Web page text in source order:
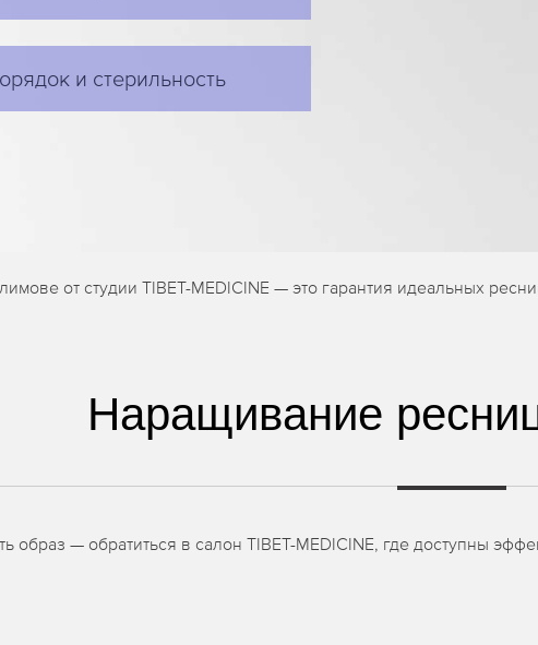
и стерильность
от студии TIBET-MEDICINE — это гарантия идеальных
Наращивание
образ — обратиться в салон TIBET-MEDICINE, где доступны